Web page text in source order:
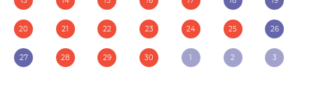
20 21 22 23 24 25 26
27 28 29 30 1 2 3